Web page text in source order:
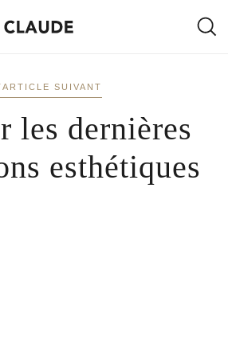
ARTICLE SUIVANT
les dernières
esthétiques